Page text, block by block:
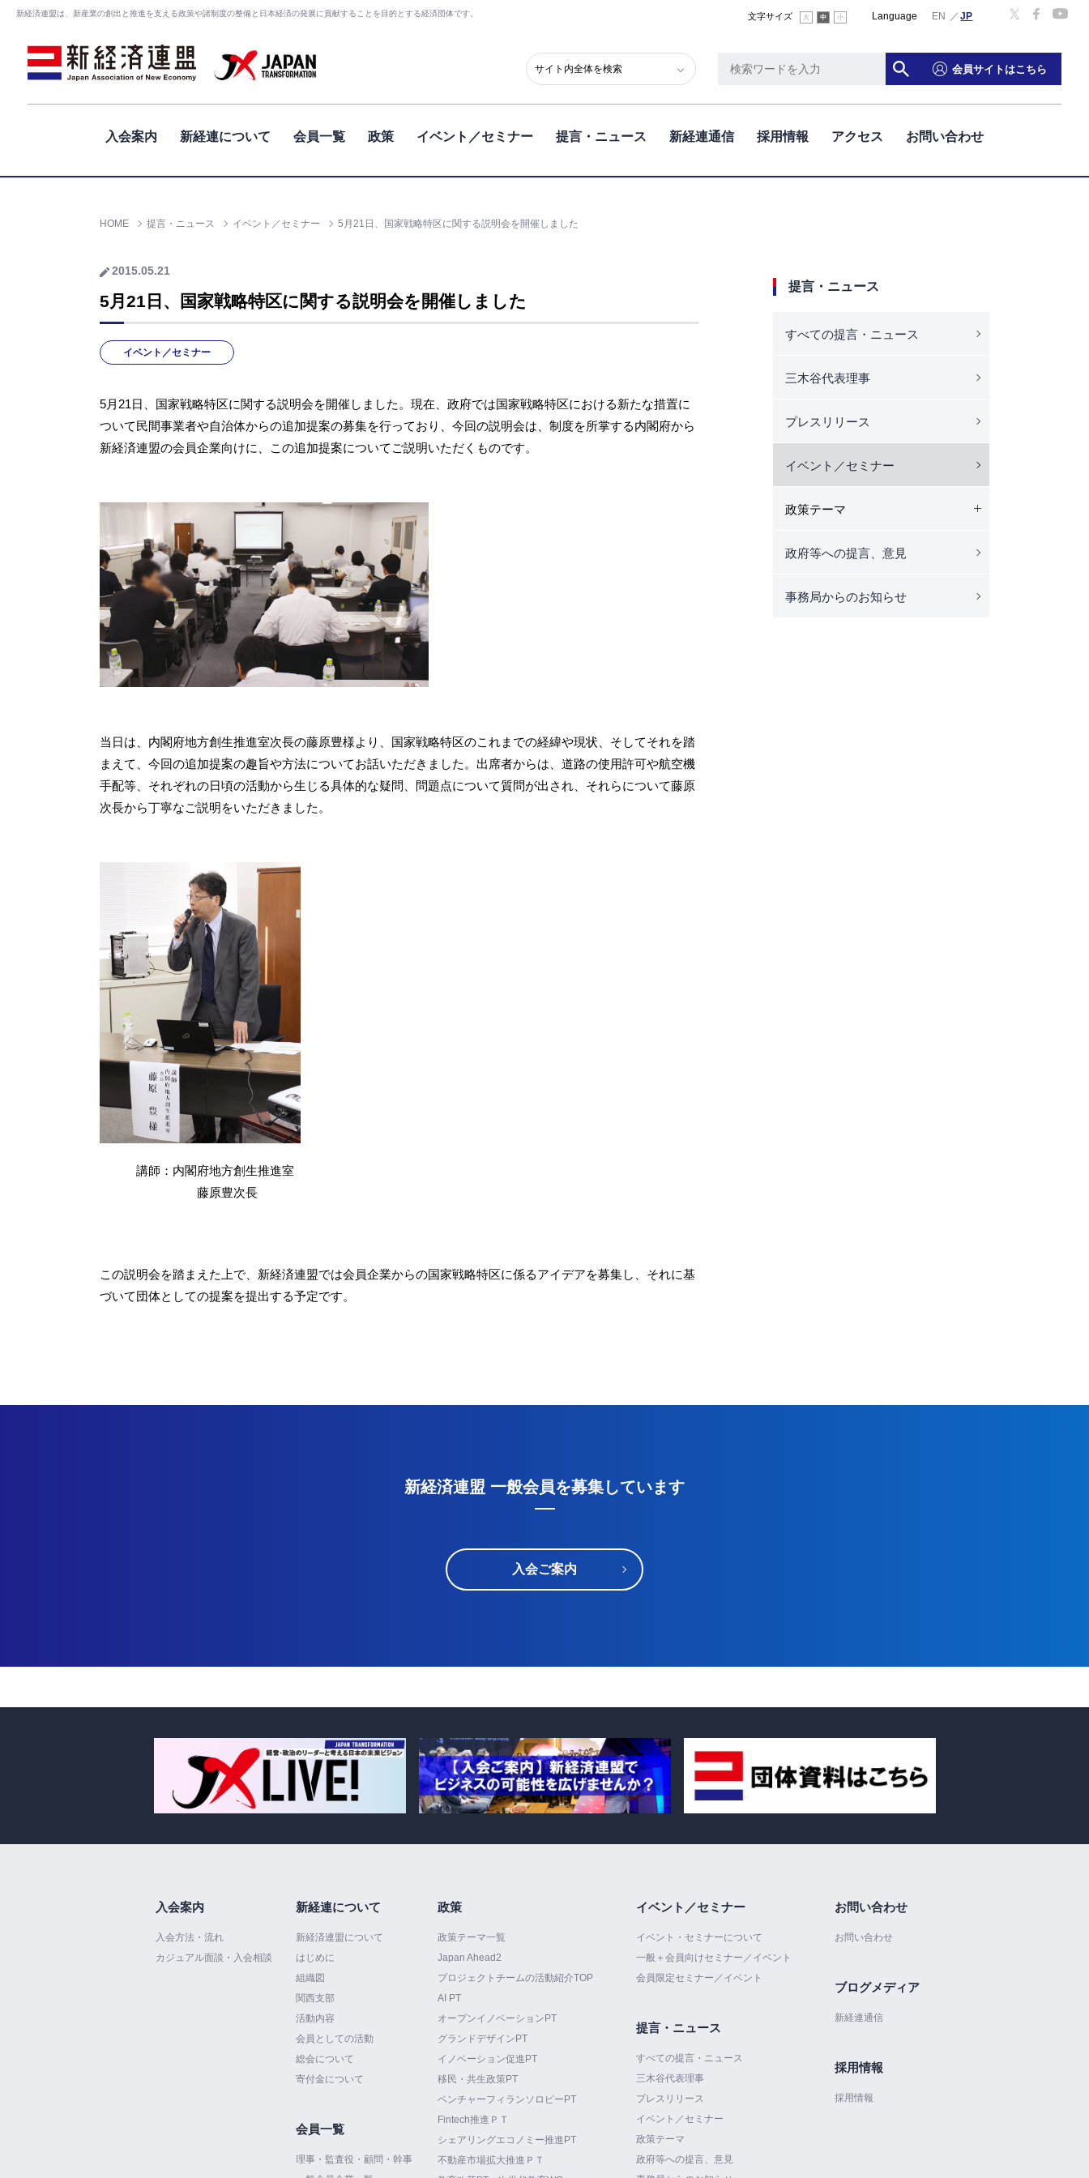
新経済連盟は、新産業の創出と推進を支える政策や諸制度の整備と日本経済の発展に貢献することを目的とする経済団体です。 文字サイズ 大 中 小 Language English
会員サイトはこちら
入会案内 新経連について 会員一覧 政策 イベント／セミナー 提言・ニュース 新経連通信 採用情報 アクセス お問い合わせ
HOME 提言・ニュース イベント／セミナー 5月21日、国家戦略特区に関する説明会を開催しました
2015.05.21
5月21日、国家戦略特区に関する説明会を開催しました
イベント／セミナー
5月21日、国家戦略特区に関する説明会を開催しました。現在、政府では国家戦略特区における新たな措置に
ついて民間事業者や自治体からの追加提案の募集を行っており、今回の説明会は、制度を所掌する内閣府から
新経済連盟の会員企業向けに、この追加提案についてご説明いただくものです。
当日は、内閣府地方創生推進室次長の藤原豊様より、国家戦略特区のこれまでの経緯や現状、そしてそれを踏
まえて、今回の追加提案の趣旨や方法についてお話いただきました。出席者からは、道路の使用許可や航空機
手配等、それぞれの日頃の活動から生じる具体的な疑問、問題点について質問が出され、それらについて藤原
次長から丁寧なご説明をいただきました。
講師：内閣府地方創生推進室
藤原豊次長
この説明会を踏まえた上で、新経済連盟では会員企業からの国家戦略特区に係るアイデアを募集し、それに基
づいて団体としての提案を提出する予定です。
提言・ニュース
すべての提言・ニュース
三木谷代表理事
プレスリリース
イベント／セミナー
政策テーマ
政府等への提言、意見
事務局からのお知らせ
新経済連盟 一般会員を募集しています
入会ご案内
入会案内
入会方法・流れ
カジュアル面談・入会相談
新経連について
新経済連盟について
はじめに
組織図
関西支部
活動内容
会員としての活動
総会について
寄付金について
会員一覧
理事・監査役・顧問・幹事
政策
政策テーマ一覧
Japan Ahead2
プロジェクトチームの活動紹介TOP
AI PT
オープンイノベーションPT
グランドデザインPT
イノベーション促進PT
移民・共生政策PT
ベンチャーフィランソロピーPT
Fintech推進ＰＴ
シェアリングエコノミー推進PT
不動産市場拡大推進ＰＴ
イベント／セミナー
イベント・セミナーについて
一般＋会員向けセミナー／イベント
会員限定セミナー／イベント
提言・ニュース
すべての提言・ニュース
三木谷代表理事
プレスリリース
イベント／セミナー
政策テーマ
政府等への提言、意見
お問い合わせ
お問い合わせ
ブログメディア
新経連通信
採用情報
採用情報